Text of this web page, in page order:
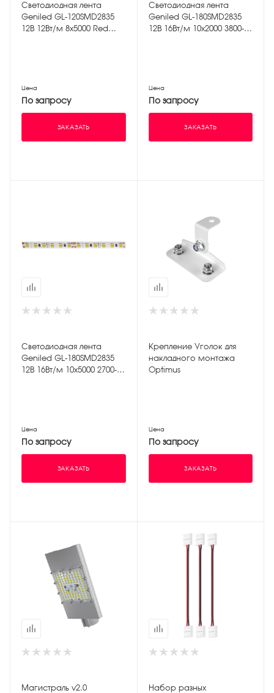
Светодиодная лента
Geniled GL-120SMD2835
12В 12Вт/м 8х5000 Red
Цена
По запросу
ЗАКАЗАТЬ
Светодиодная лента
Geniled GL-180SMD2835
12В 16Вт/м 10х2000 3800-
Цена
По запросу
ЗАКАЗАТЬ
Светодиодная лента
Geniled GL-180SMD2835
12В 16Вт/м 10х5000 2700-
Цена
По запросу
ЗАКАЗАТЬ
Крепление Уголок для
накладного монтажа
Optimus
Цена
По запросу
ЗАКАЗАТЬ
Магистраль v2.0
Набор разных